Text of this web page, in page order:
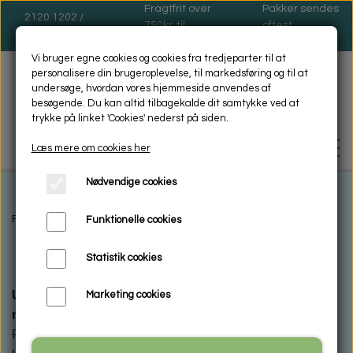
2120 1202 /
Fragtfrit over
750kr. til
Pakker sendes
oftest
FORSIDE
BIOSOL - MILJØVENLIG -
RENGØRING
Forside Galleri shop Glas håndlavet
Unikke håndlavede fyrfadsstager lavet i Bullseye glas i
mange farver.
Fyrfadsstagene er lavet i mange skønne farver, og det er
Vi bruger egne cookies og cookies fra tredjeparter til at
personalisere din brugeroplevelse, til markedsføring og til at
undersøge, hvordan vores hjemmeside anvendes af
besøgende. Du kan altid tilbagekalde dit samtykke ved at
trykke på linket 'Cookies' nederst på siden.
Læs mere om cookies her
Nødvendige cookies
Funktionelle cookies
Statistik cookies
Marketing cookies